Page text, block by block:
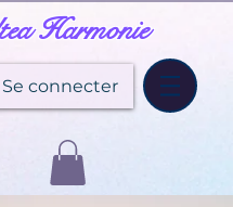
Harmonie
Se connecter